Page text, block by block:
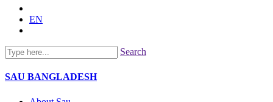
EN
Search
SAU BANGLADESH